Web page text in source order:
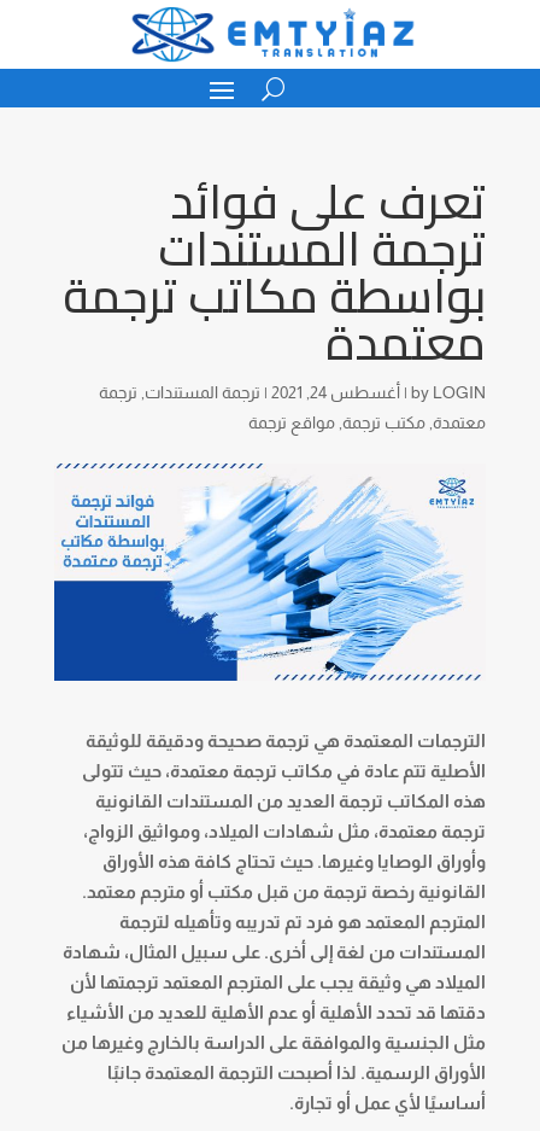
تعرف على فوائد
ترجمة المستندات
بواسطة مكاتب ترجمة
معتمدة
by LOGIN
| أغسطس 24, 2021 | ترجمة المستندات, ترجمة
معتمدة, مكتب ترجمة, مواقع ترجمة
الترجمات المعتمدة هي ترجمة صحيحة ودقيقة للوثيقة
الأصلية تتم عادة في مكاتب ترجمة معتمدة، حيث تتولى
هذه المكاتب ترجمة العديد من المستندات القانونية
ترجمة معتمدة، مثل شهادات الميلاد، ومواثيق الزواج،
وأوراق الوصايا وغيرها. حيث تحتاج كافة هذه الأوراق
القانونية رخصة ترجمة من قبل مكتب أو مترجم معتمد.
المترجم المعتمد هو فرد تم تدريبه وتأهيله لترجمة
المستندات من لغة إلى أخرى. على سبيل المثال، شهادة
الميلاد هي وثيقة يجب على المترجم المعتمد ترجمتها لأن
دقتها قد تحدد الأهلية أو عدم الأهلية للعديد من الأشياء
مثل الجنسية والموافقة على الدراسة بالخارج وغيرها من
الأوراق الرسمية. لذا أصبحت الترجمة المعتمدة جانبًا
أساسيًا لأي عمل أو تجارة.